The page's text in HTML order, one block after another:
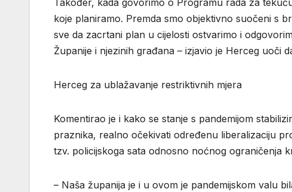
Također, kada govorimo o Programu rada za
koje planiramo. Premda smo objektivno suočeni s
sve da zacrtani plan u cijelosti ostvarimo i
Županije i njezinih građana – izjavio je Herceg uoči
Herceg za ublažavanje restriktivnih mjera
Komentirao je i kako se stanje s pandemijom
praznika, realno očekivati određenu liberalizaciju
tzv. policijskoga sata odnosno noćnog ograničenja
– Naša županija je i u ovom je pandemijskom valu